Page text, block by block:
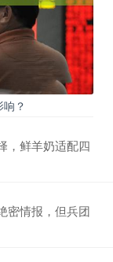
？
，鲜羊奶适配四
密情报，但兵团